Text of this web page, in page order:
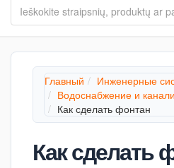
Главный
Инженерные
Водоснабжение и
Как сделать фонтан
Как сделать